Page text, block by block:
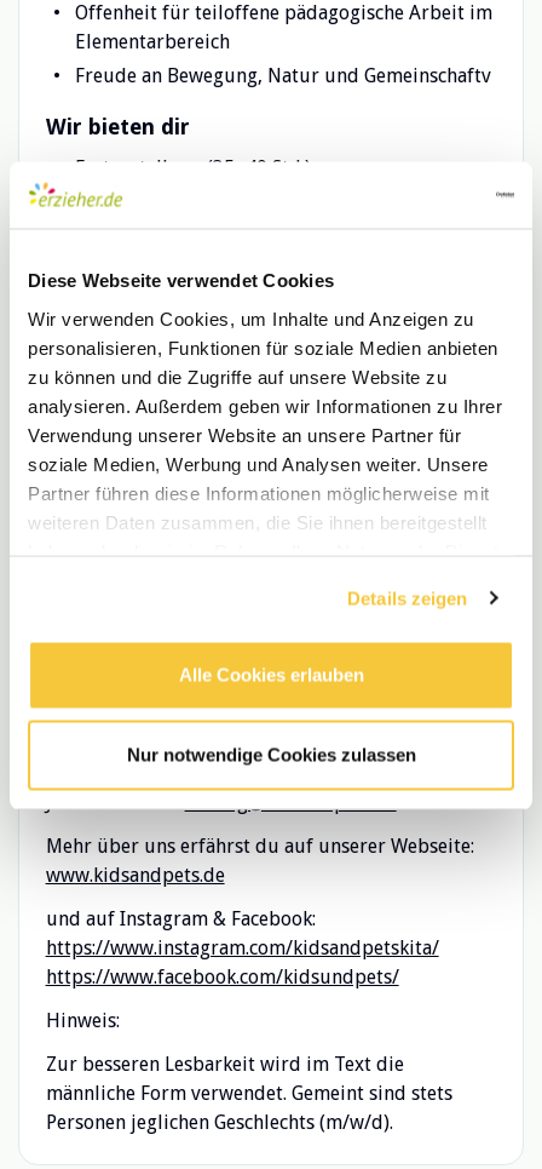
Diese Webseite verwendet Cookies
Wir verwenden Cookies, um Inhalte und Anzeigen zu
personalisieren, Funktionen für soziale Medien anbieten
zu können und die Zugriffe auf unsere Website zu
analysieren. Außerdem geben wir Informationen zu Ihrer
Verwendung unserer Website an unsere Partner für
soziale Medien, Werbung und Analysen weiter. Unsere
Partner führen diese Informationen möglicherweise mit
weiteren Daten zusammen, die Sie ihnen bereitgestellt
Details zeigen
Alle Cookies erlauben
Nur notwendige Cookies zulassen
Offenheit für teiloffene pädagogische Arbeit im
Elementarbereich
Freude an Bewegung, Natur und Gemeinschaftv
Wir bieten dir
Festanstellung (35–40 Std.)
Unbefristeter Arbeitsvertrag nach 6 Monaten
Übernahme der Kitakosten für dein Kind
Gesundheitsbudget bis zu 900 € netto jährlich
Betriebsärztliche Betreuung
Weiterbildungsmöglichkeiten (intern & extern)
Erzieherfreundliche Möbel, kostenlose Getränke
25 Schließtage jährlich (inkl. Sommerpause &
Notbetreuung)
Bewirb dich jetzt!
Wenn du Kinder auf ihrem Weg begleiten und in
einem inspirierenden Umfeld mitwirken möchtest,
dann freuen wir uns auf deine Bewerbung!
Mehr über uns erfährst du auf unserer Webseite:
www.kidsandpets.de
und auf Instagram & Facebook:
https://www.instagram.com/kidsandpetskita/
https://www.facebook.com/kidsundpets/
Hinweis:
Zur besseren Lesbarkeit wird im Text die
männliche Form verwendet. Gemeint sind stets
Personen jeglichen Geschlechts (m/w/d).